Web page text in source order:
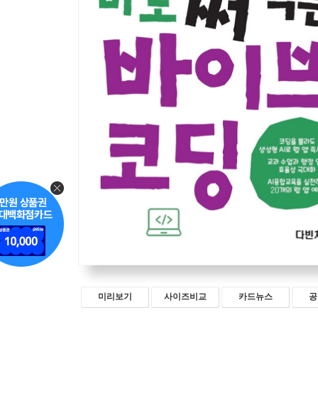
미리보기 사이즈비교 카드뉴스